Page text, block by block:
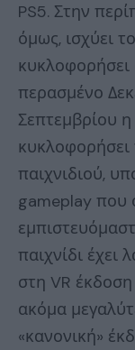
PS5. Στην
όμως, ισχύει
κυκλοφορήσει
περασμένο
Σεπτεμβρίου
παιχνιδιού,
gameplay που
παιχνίδι έχει
στη VR
ακόμα
«κανονική»